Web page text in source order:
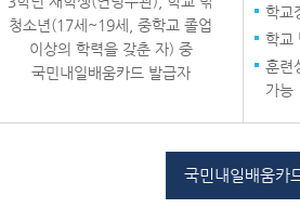
청소년(17세~19세, 중학교 졸업
이상의 학력을 갖춘 자) 중
국민내일배움카드 발급자
학교
학교
훈련
가능
국민내일배움카